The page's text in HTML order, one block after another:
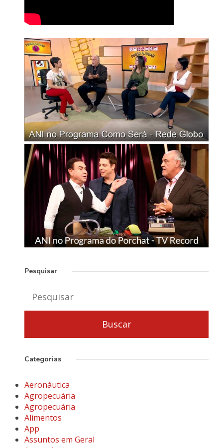
Pesquisar
Categorias
Aeronáutica
Agropecuária
Agropecuária
Alimentos
App
Assuntos em Geral